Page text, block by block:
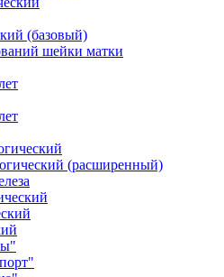
(базовый)
шейки матки
(расширенный)